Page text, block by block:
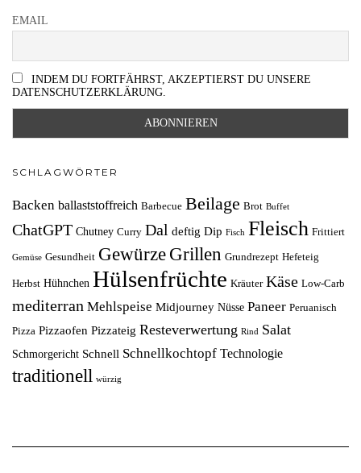
EMAIL
INDEM DU FORTFÄHRST, AKZEPTIERST DU UNSERE
DATENSCHUTZERKLÄRUNG.
SCHLAGWÖRTER
Backen ballaststoffreich Barbecue Beilage Brot Buffet
ChatGPT Chutney Curry Dal deftig Dip Fisch Fleisch Frittiert
Gemüse Gesundheit Gewürze Grillen Grundrezept Hefeteig
Herbst Hühnchen Hülsenfrüchte Kräuter Käse Low-Carb
mediterran Mehlspeise Midjourney Nüsse Paneer Peruanisch
Pizza Pizzaofen Pizzateig Resteverwertung Rind Salat
Schmorgericht Schnell Schnellkochtopf Technologie
traditionell würzig